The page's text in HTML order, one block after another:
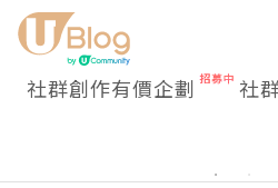
社群創作有價企劃 社